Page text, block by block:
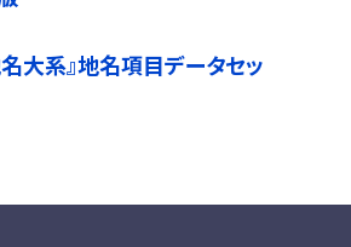
大系』地名項目データセッ